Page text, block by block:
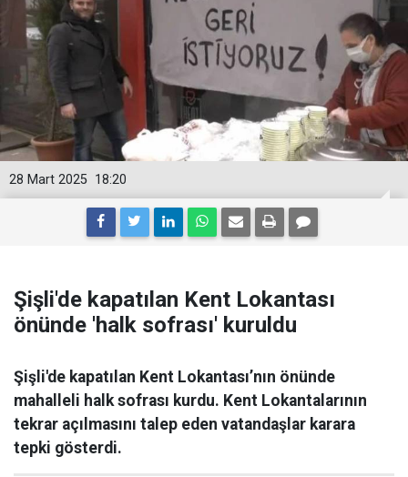
18:20
28 Mart 2025
Şişli'de kapatılan Kent Lokantası
önünde 'halk sofrası' kuruldu
Şişli'de kapatılan Kent Lokantası’nın önünde
mahalleli halk sofrası kurdu. Kent Lokantalarının
tekrar açılmasını talep eden vatandaşlar karara
tepki gösterdi.